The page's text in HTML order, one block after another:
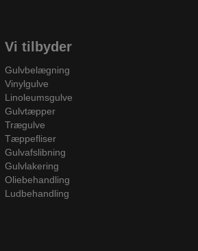
Vi tilbyder
Gulvbelægning
Vinylgulve
Linoleumsgulve
Gulvtæpper
Trægulve
Tæppefliser
Gulvafslibning
Gulvlakering
Oliebehandling
Ludbehandling